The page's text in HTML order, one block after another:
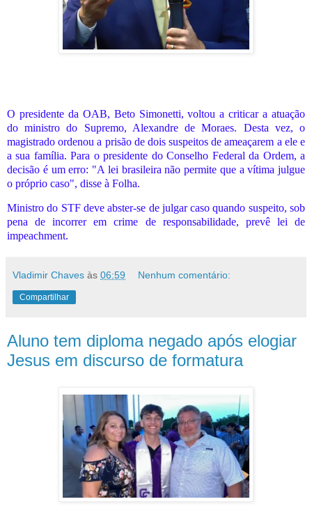
O presidente da OAB, Beto Simonetti, voltou a criticar a atuação
do ministro do Supremo, Alexandre de Moraes. Desta vez, o
magistrado ordenou a prisão de dois suspeitos de ameaçarem a ele e
a sua família. Para o presidente do Conselho Federal da Ordem, a
decisão é um erro: "A lei brasileira não permite que a vítima julgue
o próprio caso", disse à Folha.
Ministro do STF deve abster-se de julgar caso quando suspeito, sob
pena de incorrer em crime de responsabilidade, prevê lei de
impeachment.
Vladimir Chaves às 06:59 Nenhum comentário:
Compartilhar
Aluno tem diploma negado após elogiar
Jesus em discurso de formatura